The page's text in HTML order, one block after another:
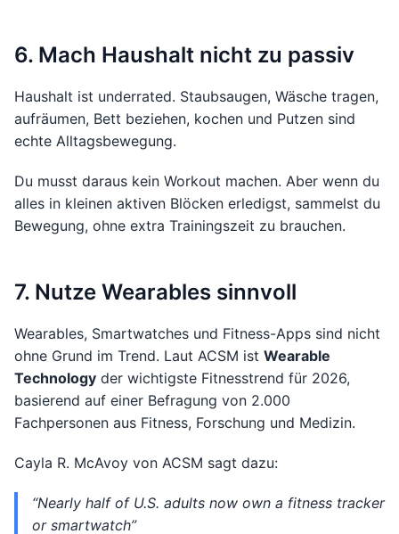
6. Mach Haushalt nicht zu passiv
Haushalt ist underrated. Staubsaugen, Wäsche tragen,
aufräumen, Bett beziehen, kochen und Putzen sind
echte Alltagsbewegung.
Du musst daraus kein Workout machen. Aber wenn du
alles in kleinen aktiven Blöcken erledigst, sammelst du
Bewegung, ohne extra Trainingszeit zu brauchen.
7. Nutze Wearables sinnvoll
Wearables, Smartwatches und Fitness-Apps sind nicht
ohne Grund im Trend. Laut ACSM ist Wearable
Technology der wichtigste Fitnesstrend für 2026,
basierend auf einer Befragung von 2.000
Fachpersonen aus Fitness, Forschung und Medizin.
Cayla R. McAvoy von ACSM sagt dazu:
“Nearly half of U.S. adults now own a fitness tracker
or smartwatch”